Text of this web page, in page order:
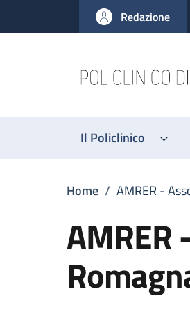
al contenuto principale
to footer content
Redazione
Il Policlinico
Briciole
Home / AMRER -
AMRER